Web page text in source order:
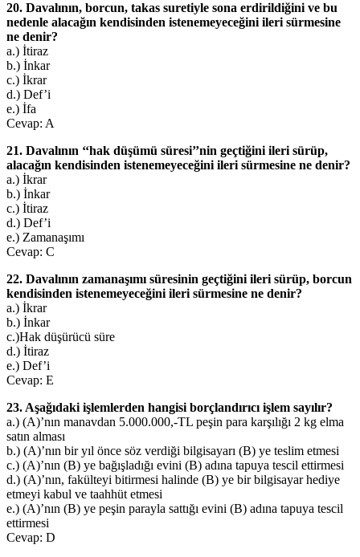
20. Davalının, borcun, takas suretiyle sona erdirildiğini ve bu
nedenle alacağın kendisinden istenemeyeceğini ileri sürmesine
ne denir?
a.) İtiraz
b.) İnkar
c.) İkrar
d.) Def’i
e.) İfa
Cevap: A
21. Davalının ‘‘hak düşümü süresi’’nin geçtiğini ileri sürüp,
alacağın kendisinden istenemeyeceğini ileri sürmesine ne denir?
a.) İkrar
b.) İnkar
c.) İtiraz
d.) Def’i
e.) Zamanaşımı
Cevap: C
22. Davalının zamanaşımı süresinin geçtiğini ileri sürüp, borcun
kendisinden istenemeyeceğini ileri sürmesine ne denir?
a.) İkrar
b.) İnkar
c.)Hak düşürücü süre
d.) İtiraz
e.) Def’i
Cevap: E
23. Aşağıdaki işlemlerden hangisi borçlandırıcı işlem sayılır?
a.) (A)’nın manavdan 5.000.000,-TL peşin para karşılığı 2 kg elma
satın alması
b.) (A)’nın bir yıl önce söz verdiği bilgisayarı (B) ye teslim etmesi
c.) (A)’nın (B) ye bağışladığı evini (B) adına tapuya tescil ettirmesi
d.) (A)’nın, fakülteyi bitirmesi halinde (B) ye bir bilgisayar hediye
etmeyi kabul ve taahhüt etmesi
e.) (A)’nın (B) ye peşin parayla sattığı evini (B) adına tapuya tescil
ettirmesi
Cevap: D